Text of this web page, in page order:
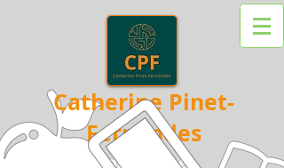
Catherine Pinet-
Fernandes
Sociologue